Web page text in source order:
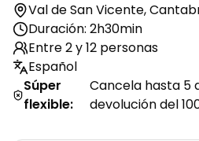
Val de San Vicente,
Duración: 2h30min
Entre 2 y 12 personas
Español
Súper
flexible:
Cancela hasta 5
devolución del